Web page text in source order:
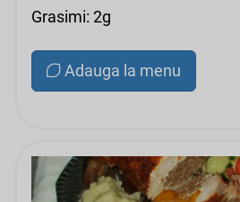
Grasimi: 2g
Adauga la menu